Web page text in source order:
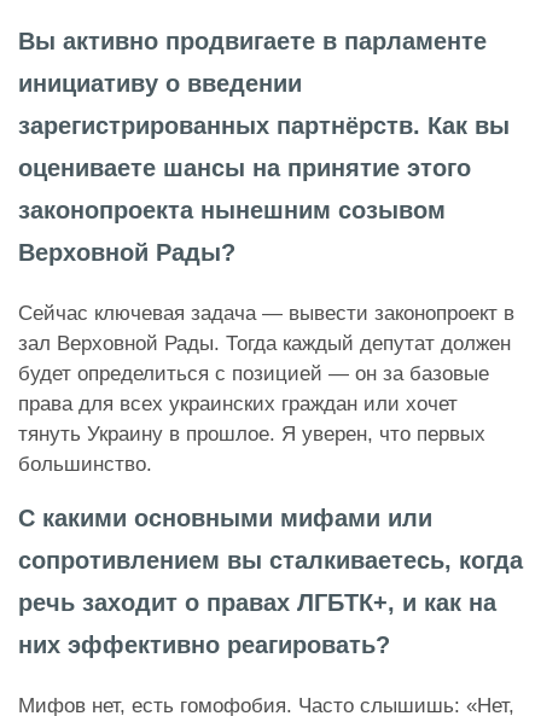
Вы активно продвигаете в парламенте
инициативу о введении
зарегистрированных партнёрств. Как вы
оцениваете шансы на принятие этого
законопроекта нынешним созывом
Верховной Рады?
Сейчас ключевая задача — вывести законопроект в
зал Верховной Рады. Тогда каждый депутат должен
будет определиться с позицией — он за базовые
права для всех украинских граждан или хочет
тянуть Украину в прошлое. Я уверен, что первых
большинство.
С какими основными мифами или
сопротивлением вы сталкиваетесь, когда
речь заходит о правах ЛГБТК+, и как на
них эффективно реагировать?
Мифов нет, есть гомофобия. Часто слышишь: «Нет,